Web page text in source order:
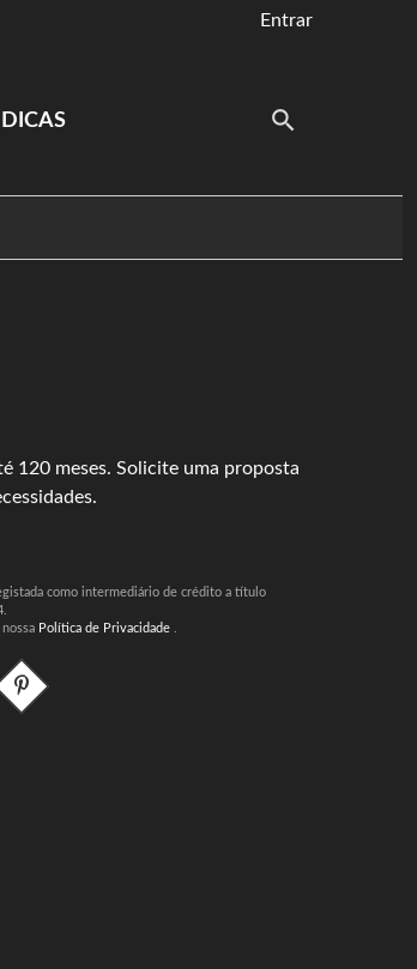
Entrar
120 meses. Solicite uma proposta
como intermediário de crédito a título
Política de Privacidade